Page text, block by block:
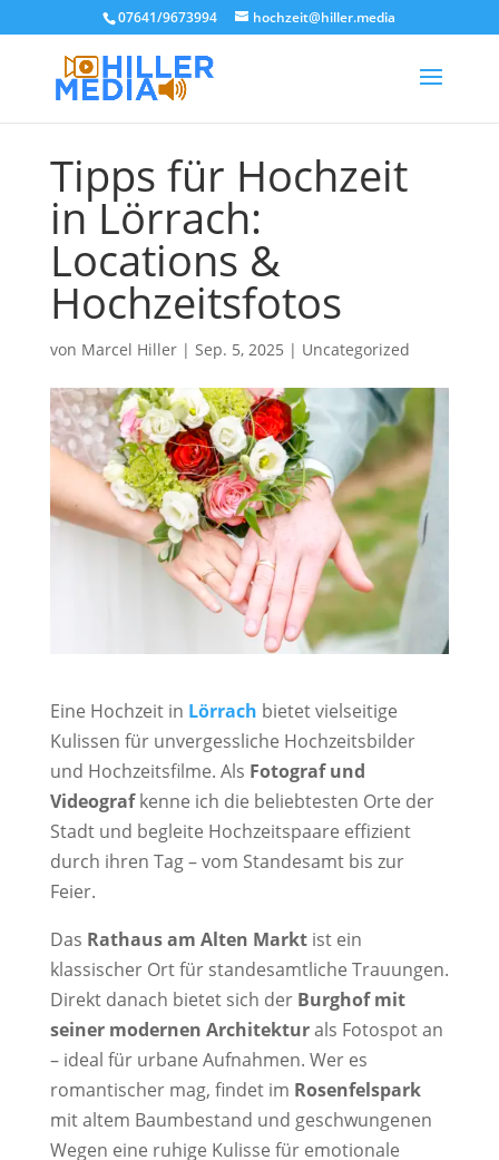
07641/9673994 hochzeit@hiller.media
Tipps für Hochzeit
in Lörrach:
Locations &
Hochzeitsfotos
von Marcel Hiller| Sep. 5, 2025 | Uncategorized
Eine Hochzeit in Lörrach bietet vielseitige
Kulissen für unvergessliche Hochzeitsbilder
und Hochzeitsfilme. Als Fotograf und
Videografkenne ich die beliebtesten Orte der
Stadt und begleite Hochzeitspaare effizient
durch ihren Tag – vom Standesamt bis zur
Feier.
Das Rathaus am Alten Marktist ein
klassischer Ort für standesamtliche Trauungen.
Direkt danach bietet sich der Burghof mit
seiner modernen Architekturals Fotospot an
– ideal für urbane Aufnahmen. Wer es
romantischer mag, findet im Rosenfelspark
mit altem Baumbestand und geschwungenen
Wegen eine ruhige Kulisse für emotionale